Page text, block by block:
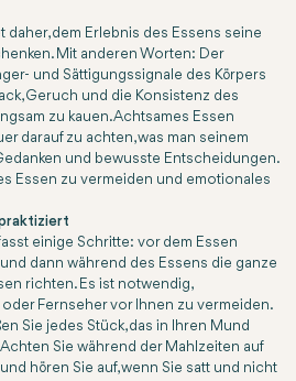
daher, dem Erlebnis des Essens seine
Mit anderen Worten: Der
und Sättigungssignale des Körpers
Geruch und die Konsistenz des
zu kauen. Achtsames Essen
darauf zu achten, was man seinem
und bewusste Entscheidungen.
Essen zu vermeiden und emotionales
praktiziert
einige Schritte: vor dem Essen
dann während des Essens die ganze
richten. Es ist notwendig,
Fernseher vor Ihnen zu vermeiden.
Sie jedes Stück, das in Ihren Mund
Sie während der Mahlzeiten auf
hören Sie auf, wenn Sie satt und nicht